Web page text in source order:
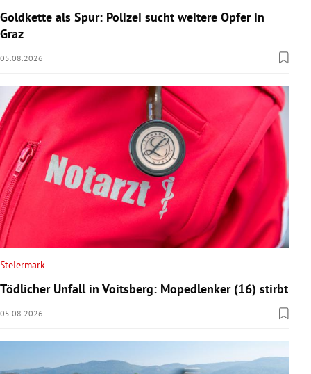
Goldkette als Spur: Polizei sucht weitere Opfer in
Graz
05.08.2026
Steiermark
Tödlicher Unfall in Voitsberg: Mopedlenker (16) stirbt
05.08.2026